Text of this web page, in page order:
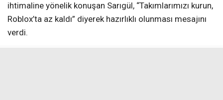
ihtimaline yönelik konuşan Sarıgül, “Takımlarımızı kurun,
Roblox’ta az kaldı” diyerek hazırlıklı olunması mesajını
verdi.